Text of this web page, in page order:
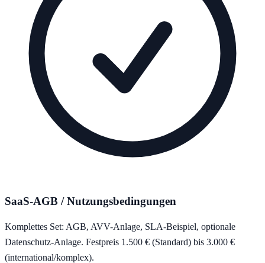
SaaS-AGB / Nutzungsbedingungen
Komplettes Set: AGB, AVV-Anlage, SLA-Beispiel, optionale
Datenschutz-Anlage. Festpreis 1.500 € (Standard) bis 3.000 €
(international/komplex).